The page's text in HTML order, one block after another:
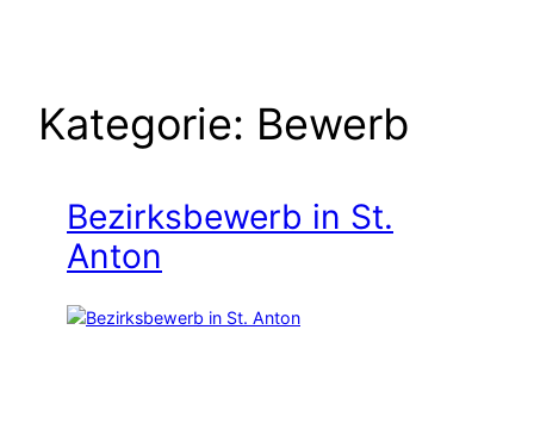
Kategorie: Bewerb
Bezirksbewerb in St.
Anton